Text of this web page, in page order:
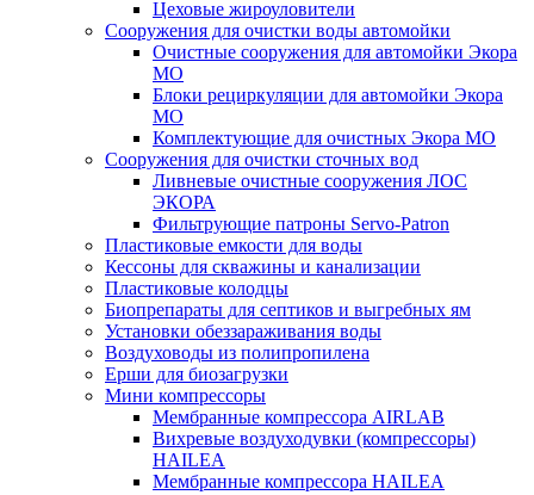
Цеховые жироуловители
Сооружения для очистки воды автомойки
Очистные сооружения для автомойки Экора
МО
Блоки рециркуляции для автомойки Экора
МО
Комплектующие для очистных Экора МО
Сооружения для очистки сточных вод
Ливневые очистные сооружения ЛОС
ЭКОРА
Фильтрующие патроны Servo-Patron
Пластиковые емкости для воды
Кессоны для скважины и канализации
Пластиковые колодцы
Биопрепараты для септиков и выгребных ям
Установки обеззараживания воды
Воздуховоды из полипропилена
Ерши для биозагрузки
Мини компрессоры
Мембранные компрессора AIRLAB
Вихревые воздуходувки (компрессоры)
HAILEA
Мембранные компрессора HAILEA